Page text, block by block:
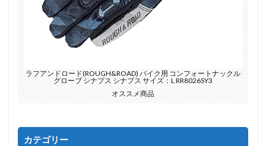
ラフアンドロード(ROUGH&ROAD) バイク用 コンフォートナックル
グローブ シナプス シナプス サイズ：L RR8026SY3
オススメ商品
カテゴリー